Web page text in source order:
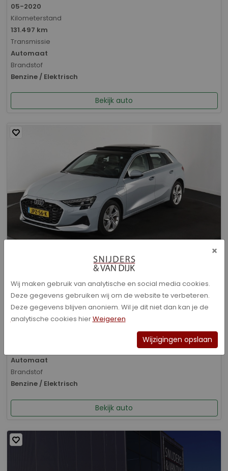
05-2020
Kilometerstand
131.497 km
Transmissie
Automaat
Brandstof
Benzine / Elektrisch
Bekijk auto
Audi A3 - Sportback 40 TFSI e Advanced edition
Bouwjaar
01-2026
Kilometerstand
Automaat
Brandstof
Benzine / Elektrisch
Bekijk auto
×
Wij maken gebruik van analytische en social media cookies.
Deze gegevens gebruiken wij om de website te verbeteren.
Deze gegevens blijven anoniem. Wil je dit niet dan kan je de
analytische cookies hierWeigeren
Wijzigingen opslaan